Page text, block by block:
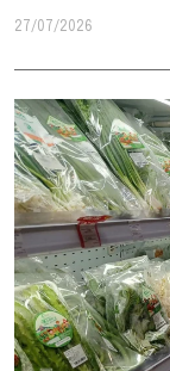
27/07/2026